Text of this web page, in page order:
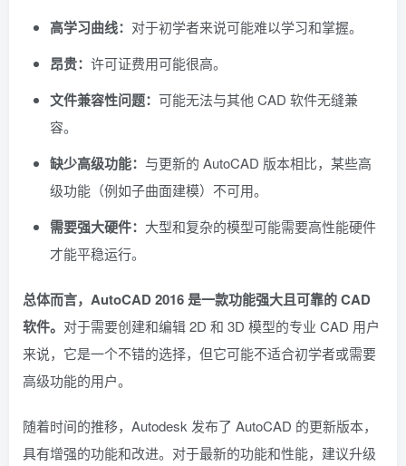
高学习曲线： 对于初学者来说可能难以学习和掌握。
昂贵： 许可证费用可能很高。
文件兼容性问题： 可能无法与其他 CAD 软件无缝兼
容。
缺少高级功能： 与更新的 AutoCAD 版本相比，某些高
级功能（例如子曲面建模）不可用。
需要强大硬件： 大型和复杂的模型可能需要高性能硬件
才能平稳运行。
总体而言，AutoCAD 2016 是一款功能强大且可靠的 CAD
软件。 对于需要创建和编辑 2D 和 3D 模型的专业 CAD 用户
来说，它是一个不错的选择，但它可能不适合初学者或需要
高级功能的用户。
随着时间的推移，Autodesk 发布了 AutoCAD 的更新版本，
具有增强的功能和改进。对于最新的功能和性能，建议升级